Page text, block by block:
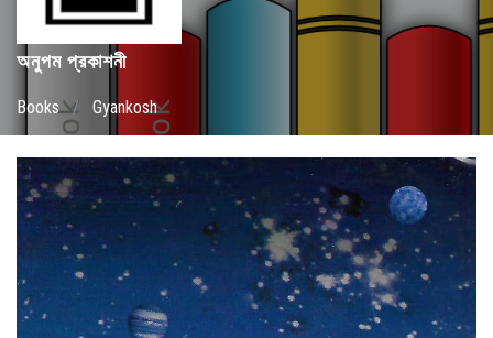
অনুপম প্রকাশনী
Books / Gyankosh